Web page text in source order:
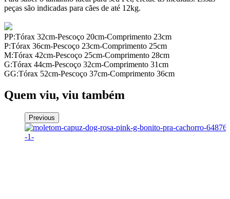
peças são indicadas para cães de até 12kg.
PP:Tórax 32cm-Pescoço 20cm-Comprimento 23cm
P:Tórax 36cm-Pescoço 23cm-Comprimento 25cm
M:Tórax 42cm-Pescoço 25cm-Comprimento 28cm
G:Tórax 44cm-Pescoço 32cm-Comprimento 31cm
GG:Tórax 52cm-Pescoço 37cm-Comprimento 36cm
Quem viu, viu também
Previous